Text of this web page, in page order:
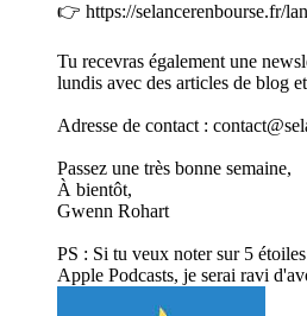
👉 ⁠⁠⁠https://selancerenbourse.fr/
Tu recevras également une
lundis avec des articles de blog
Adresse de contact :
Passez une très bonne semaine,
À bientôt,
Gwenn Rohart
PS : Si tu veux noter sur 5
Apple Podcasts, je serai ravi